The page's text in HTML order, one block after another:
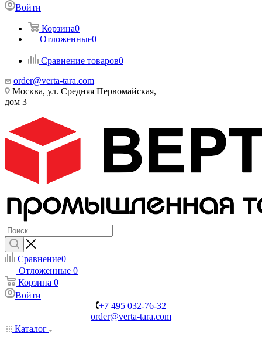
Войти
Корзина0
Отложенные0
Сравнение товаров0
order@verta-tara.com
Москва, ул. Средняя Первомайская,
дом 3
Сравнение0
Отложенные 0
Корзина 0
Войти
+7 495 032-76-32
order@verta-tara.com
Каталог